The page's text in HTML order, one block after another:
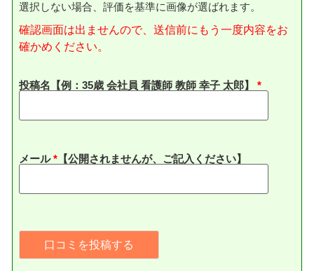
選択しない場合、評価を基準に画像が選ばれます。
確認画面は出ませんので、送信前にもう一度内容をお
確かめください。
投稿名【例：35歳 会社員 看護師 教師 幸子 太郎】
メール* 【公開されませんが、ご記入ください】